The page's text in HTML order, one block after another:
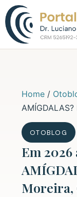
Home /
OTOBLOG
Em 2026